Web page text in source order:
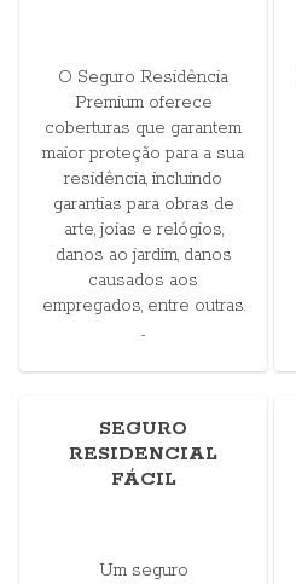
O Seguro Residência
Premium oferece
coberturas que garantem
maior proteção para a sua
residência, incluindo
garantias para obras de
arte, joias e relógios,
danos ao jardim, danos
causados aos
empregados, entre outras.
...
SEGURO
RESIDENCIAL
FÁCIL
Um seguro